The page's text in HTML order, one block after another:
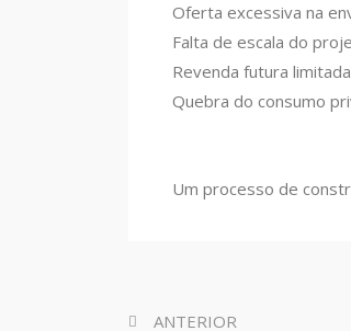
Oferta excessiva na
Falta de escala do
Revenda futura
Quebra do consumo
Um processo de
ANTERIOR